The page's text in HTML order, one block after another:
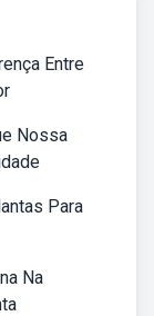
Entre
Nossa
Para
Na